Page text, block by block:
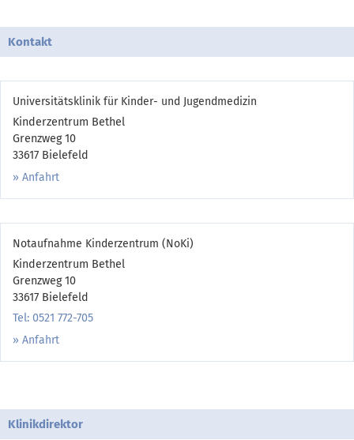
Kontakt
Universitätsklinik für Kinder- und Jugendmedizin
Kinderzentrum Bethel
Grenzweg 10
33617 Bielefeld
Anfahrt
Notaufnahme Kinderzentrum (NoKi)
Kinderzentrum Bethel
Grenzweg 10
33617 Bielefeld
Tel: 0521 772-705
Anfahrt
Klinikdirektor